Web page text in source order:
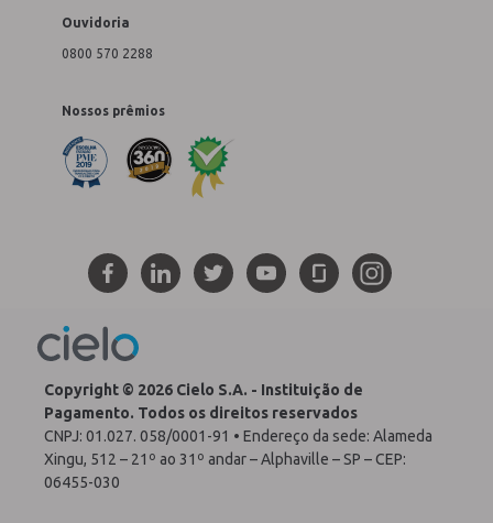
Ouvidoria
0800 570 2288
Nossos prêmios
Copyright © 2026 Cielo S.A. - Instituição de
Pagamento. Todos os direitos reservados
CNPJ: 01.027. 058/0001-91 • Endereço da sede: Alameda
Xingu, 512 – 21º ao 31º andar – Alphaville – SP – CEP:
06455-030